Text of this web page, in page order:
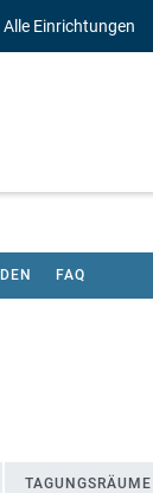
Alle Einrichtungen
FAQ
TAGUNGSRÄUME